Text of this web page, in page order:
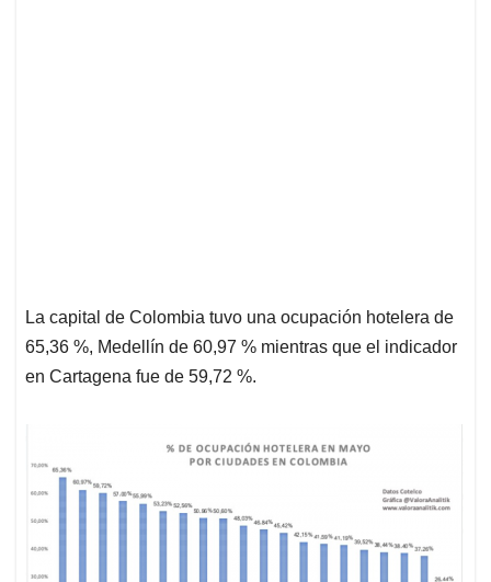
La capital de Colombia tuvo una ocupación hotelera de
65,36 %, Medellín de 60,97 % mientras que el indicador
en Cartagena fue de 59,72 %.